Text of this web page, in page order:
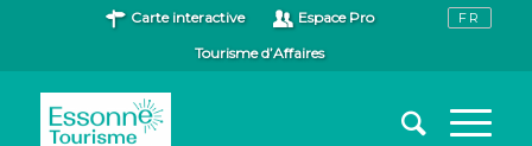
Carte interactive
Espace Pro
Tourisme d’Affaires